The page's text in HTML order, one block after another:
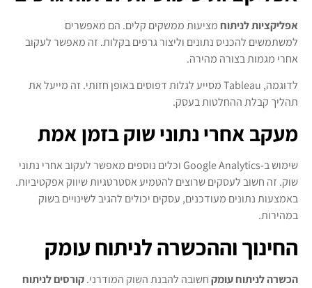
אפליקציות לניתוחמציעות ממשקים קלים. הם מאפשרים
למשתמשים להכניס נתונים וליצור גרפים בקלות. זה מאפשר לעקוב
אחרי מגמות בצורה מהירה.
לדוגמה, Tableau מסייע לגלות דפוסים באופן חזותי. זה מייעל את
תהליך קבלת ההחלטות בעסק.
מעקב אחרי נתוני שוק בזמן אמת
שימוש ב-Google Analytics וכלים נוספים מאפשר לעקוב אחרי נתוני
שוק. זה חשוב לעסקים שרוצים להטמיע אסטרטגיות שיווק אפקטיביות.
באמצעות נתונים מעודכנים, עסקים יכולים להגיב לשינויים בשוק
במהירות.
החינוך וההכשרה לניתוח עומק
הכשרה לניתוח עומקחשובה להבנת השוק המודרני.קורסים לניתוח